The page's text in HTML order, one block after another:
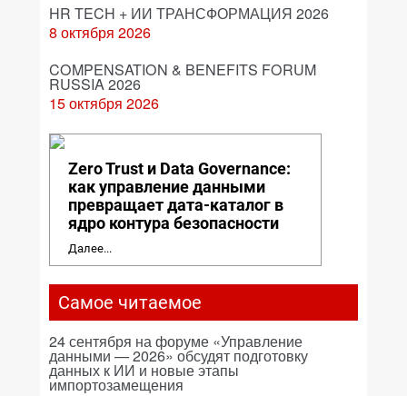
HR TECH + ИИ ТРАНСФОРМАЦИЯ 2026
8 октября 2026
COMPENSATION & BENEFITS FORUM
RUSSIA 2026
15 октября 2026
Zero Trust и Data Governance:
как управление данными
превращает дата-каталог в
ядро контура безопасности
Далее...
Самое читаемое
24 сентября на форуме «Управление
данными — 2026» обсудят подготовку
данных к ИИ и новые этапы
импортозамещения